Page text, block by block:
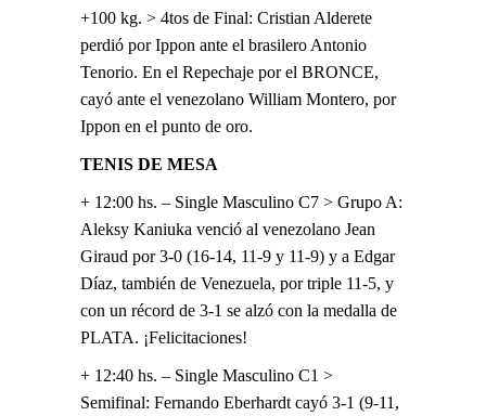
+100 kg. > 4tos de Final: Cristian Alderete
perdió por Ippon ante el brasilero Antonio
Tenorio. En el Repechaje por el BRONCE,
cayó ante el venezolano William Montero, por
Ippon en el punto de oro.
TENIS DE MESA
+ 12:00 hs. – Single Masculino C7 > Grupo A:
Aleksy Kaniuka venció al venezolano Jean
Giraud por 3-0 (16-14, 11-9 y 11-9) y a Edgar
Díaz, también de Venezuela, por triple 11-5, y
con un récord de 3-1 se alzó con la medalla de
PLATA. ¡Felicitaciones!
+ 12:40 hs. – Single Masculino C1 >
Semifinal: Fernando Eberhardt cayó 3-1 (9-11,